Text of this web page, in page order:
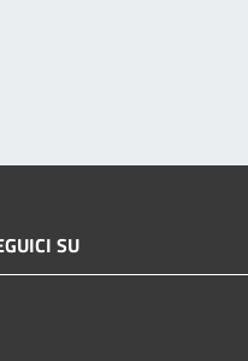
SU